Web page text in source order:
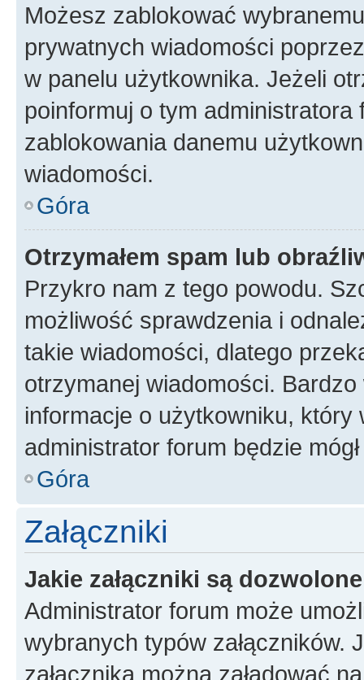
Możesz zablokować
prywatnych wiadomości
w panelu użytkownika. Jeżeli
poinformuj o tym
zablokowania danemu
wiadomości.
Góra
Otrzymałem spam lub
Przykro nam z tego powodu.
możliwość sprawdzenia i
takie wiadomości, dlatego
otrzymanej wiadomości.
informacje o użytkowniku, który
administrator forum będzie
Góra
Załączniki
Jakie załączniki są
Administrator forum może
wybranych typów załączników.
załącznika można załadować